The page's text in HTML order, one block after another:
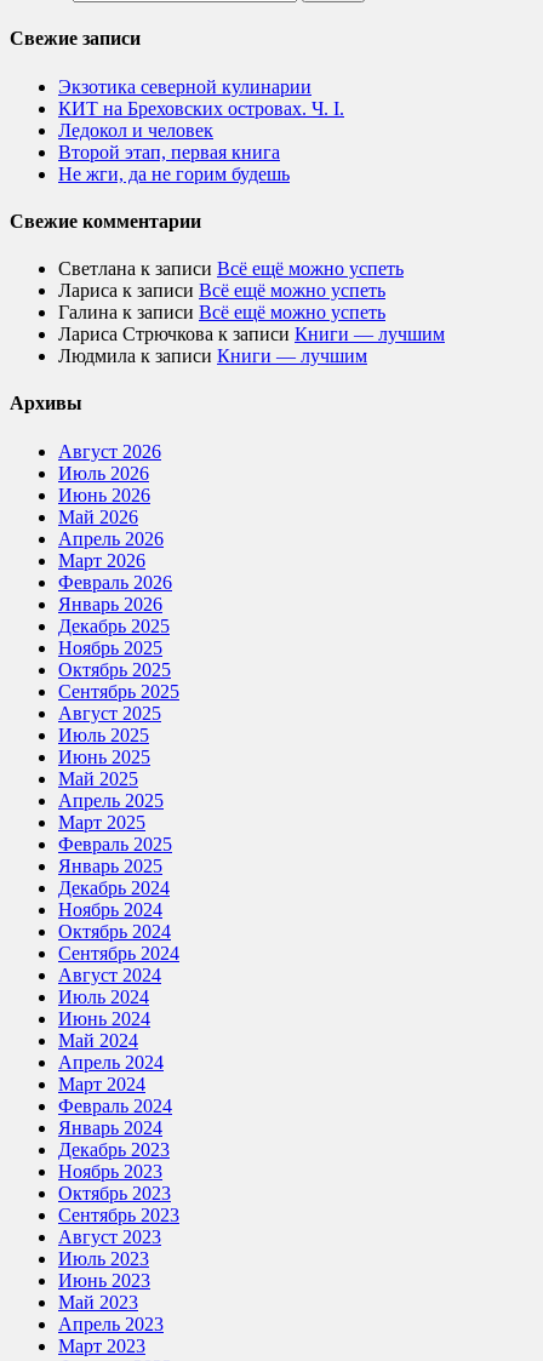
Свежие записи
Экзотика северной кулинарии
КИТ на Бреховских островах. Ч. I.
Ледокол и человек
Второй этап, первая книга
Не жги, да не горим будешь
Свежие комментарии
Светлана к записи Всё ещё можно успеть
Лариса к записи Всё ещё можно успеть
Галина к записи Всё ещё можно успеть
Лариса Стрючкова к записи Книги — лучшим
Людмила к записи Книги — лучшим
Архивы
Август 2026
Июль 2026
Июнь 2026
Май 2026
Апрель 2026
Март 2026
Февраль 2026
Январь 2026
Декабрь 2025
Ноябрь 2025
Октябрь 2025
Сентябрь 2025
Август 2025
Июль 2025
Июнь 2025
Май 2025
Апрель 2025
Март 2025
Февраль 2025
Январь 2025
Декабрь 2024
Ноябрь 2024
Октябрь 2024
Сентябрь 2024
Август 2024
Июль 2024
Июнь 2024
Май 2024
Апрель 2024
Март 2024
Февраль 2024
Январь 2024
Декабрь 2023
Ноябрь 2023
Октябрь 2023
Сентябрь 2023
Август 2023
Июль 2023
Июнь 2023
Май 2023
Апрель 2023
Март 2023